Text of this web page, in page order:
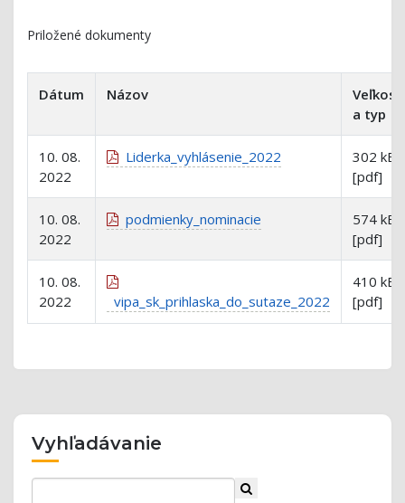
Priložené dokumenty
Dátum Názov
Veľkosť
a typ
10. 08.
2022
Liderka_vyhlásenie_2022
302 kB
[pdf]
10. 08.
2022
podmienky_nominacie
574 kB
[pdf]
10. 08.
2022
vipa_sk_prihlaska_do_sutaze_2022
410 kB
[pdf]
Vyhľadávanie